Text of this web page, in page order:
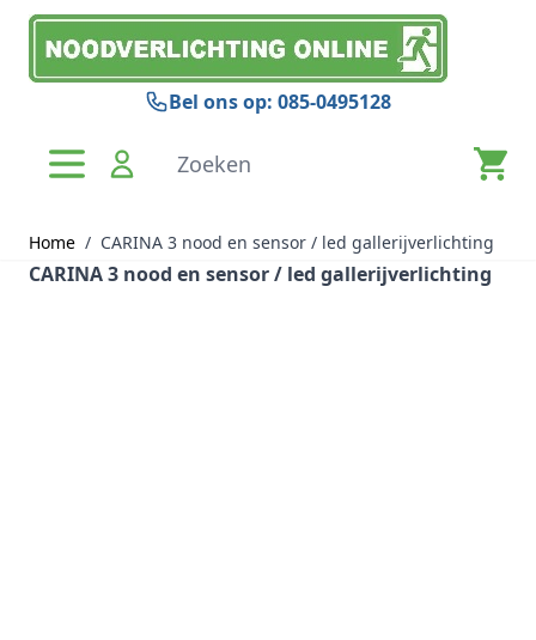
Ga naar de inhoud
Bel ons op: 085-0495128
Zoeken
Home / CARINA 3 nood en sensor / led gallerijverlichting
CARINA 3 nood en sensor / led gallerijverlichting